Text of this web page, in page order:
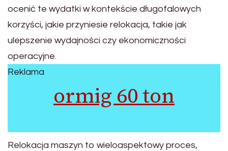
ocenić te wydatki w kontekście długofalowych
korzyści, jakie przyniesie relokacja, takie jak
ulepszenie wydajności czy ekonomiczności
operacyjne.
Reklama
ormig 60 ton
Relokacja maszyn to wieloaspektowy proces,